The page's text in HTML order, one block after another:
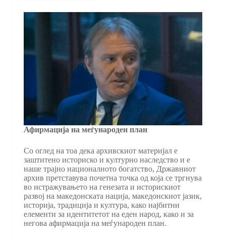
Афирмација на меѓународен план
Со оглед на тоа дека архивскиот материјал е
заштитено историско и културно наследство и е
наше трајно националното богатство, Државниот
архив претставува почетна точка од која се тргнува
во истражувањето на генезата и историскиот
развој на македонската нација, македонскиот јазик,
историја, традиција и култура, како најбитни
елементи за идентитетот на еден народ, како и за
негова афирмација на меѓународен план.